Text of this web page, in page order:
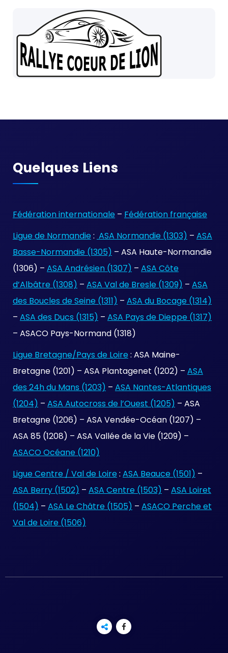
Quelques Liens
Fédération internationale – Fédération française
Ligue de Normandie : ASA Normandie (1303) – ASA
Basse-Normandie (1305) – ASA Haute-Normandie
(1306) – ASA Andrésien (1307) – ASA Côte
d’Albâtre (1308) – ASA Val de Bresle (1309) – ASA
des Boucles de Seine (1311) – ASA du Bocage (1314)
– ASA des Ducs (1315) – ASA Pays de Dieppe (1317)
– ASACO Pays-Normand (1318)
Ligue Bretagne/Pays de Loire : ASA Maine-
Bretagne (1201) – ASA Plantagenet (1202) – ASA
des 24h du Mans (1203) – ASA Nantes-Atlantiques
(1204) – ASA Autocross de l’Ouest (1205) – ASA
Bretagne (1206) – ASA Vendée-Océan (1207) –
ASA 85 (1208) – ASA Vallée de la Vie (1209) –
ASACO Océane (1210)
Ligue Centre / Val de Loire : ASA Beauce (1501) –
ASA Berry (1502) – ASA Centre (1503) – ASA Loiret
(1504) – ASA Le Châtre (1505) – ASACO Perche et
Val de Loire (1506)